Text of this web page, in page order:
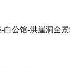
白公馆-洪崖洞全